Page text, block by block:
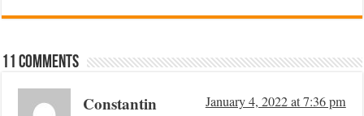
11 comments
Constantin January 4, 2022 at 7:36 pm